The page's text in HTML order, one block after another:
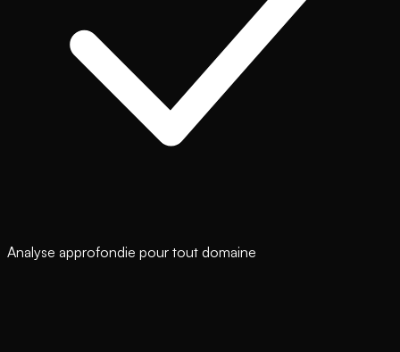
Analyse approfondie pour tout domaine